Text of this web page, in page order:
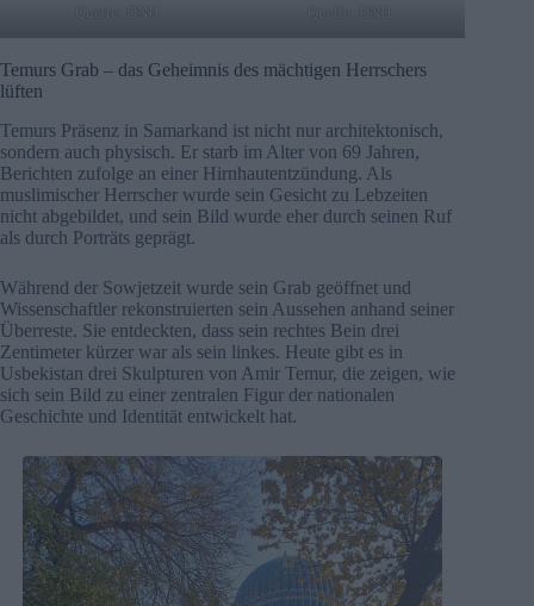
Quelle: DNH Quelle: DNH
Temurs Grab – das Geheimnis des mächtigen Herrschers
lüften
Temurs Präsenz in Samarkand ist nicht nur architektonisch,
sondern auch physisch. Er starb im Alter von 69 Jahren,
Berichten zufolge an einer Hirnhautentzündung. Als
muslimischer Herrscher wurde sein Gesicht zu Lebzeiten
nicht abgebildet, und sein Bild wurde eher durch seinen Ruf
als durch Porträts geprägt.
Während der Sowjetzeit wurde sein Grab geöffnet und
Wissenschaftler rekonstruierten sein Aussehen anhand seiner
Überreste. Sie entdeckten, dass sein rechtes Bein drei
Zentimeter kürzer war als sein linkes. Heute gibt es in
Usbekistan drei Skulpturen von Amir Temur, die zeigen, wie
sich sein Bild zu einer zentralen Figur der nationalen
Geschichte und Identität entwickelt hat.